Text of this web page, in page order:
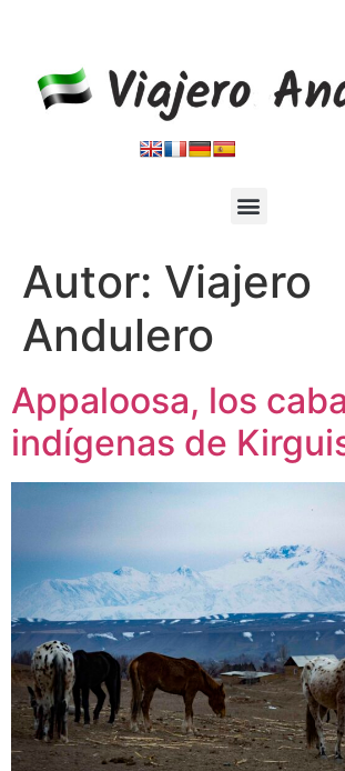
Blog de viajes por el
Autor: Viajero
Andulero
Appaloosa, los
indígenas de